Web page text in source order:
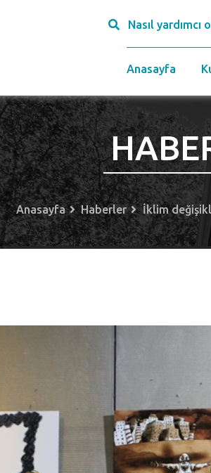
Nasıl yardımcı
Anasayfa
Anasayfa Haberler İklim